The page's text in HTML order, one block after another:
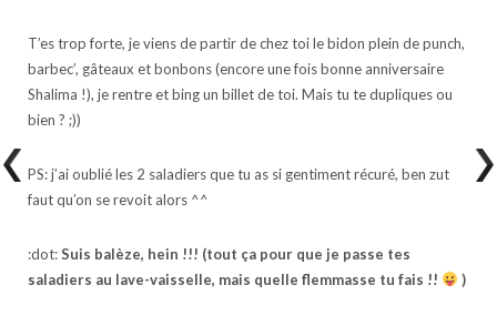
T’es trop forte, je viens de partir de chez toi le bidon plein de punch,
barbec’, gâteaux et bonbons (encore une fois bonne anniversaire
Shalima !), je rentre et bing un billet de toi. Mais tu te dupliques ou
bien ? ;))
PS: j’ai oublié les 2 saladiers que tu as si gentiment récuré, ben zut
faut qu’on se revoit alors ^^
:dot:Suis balèze, hein !!! (tout ça pour que je passe tes
saladiers au lave-vaisselle, mais quelle flemmasse tu fais !!
)